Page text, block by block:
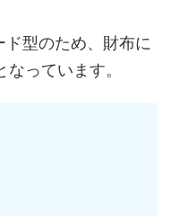
ド型のため、財布に
っています。